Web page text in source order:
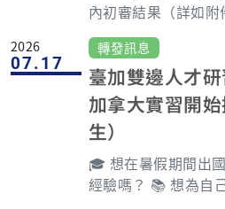
以下應徵資料整合
件寄送至國際處林小
徵國際處行政人員_ [
式，恕不審查或回覆。 履歷自傳（含照
最高學歷成績單。 畢業證書。 應徵人員個人
資料蒐集告知條款及
網站下載專區→人事表單
文件證明：英語能力
以上或其他同等能力
經驗分享，不會進行
計畫要點說明會。
人員請自備環保杯、
水、瓶水或飲料 🔹
之情況，請勿入場 【更多資訊】 👉🏻報名傳送
門：https://
育部學海計畫粉絲
公告日起3日內完成登錄。 自行參
員生自行招攬的赴陸
並至平臺填報。 交流防範與自我檢覈： 應警
惕陸方的「全額免費
約，確保活動無政治
傳。 依《兩岸條例》規定，陸方主辦或協辦單
位不得為大陸地區黨
關與團體。 學校須落實自我檢覈與內控並保留
內初審結果（詳如
公告僅為校內初審結
提名資格，後續將由
非合作學校最終錄取
學校申請規定提出申
宜。 以下相關事項，敬請配合辦理： 一、請
於2026/7/24（五）
放棄本梯次選送名額： 請同學務必於
24（五）17:00前填
2026
07.17
轉發訊息
臺加雙邊人才
加拿大實習開
生）
🎓 想在暑假期間出
經驗嗎？ 📚 想為自